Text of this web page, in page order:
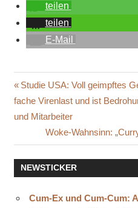
teilen
teilen
E-Mail
BELASTUNG
ARUBA
DURCHBRUCH
ISRAEL
Vorheriger
Beitrag:
Studie USA: Voll geimpftes
fache Virenlast und ist
und Mitarbeiter
Nächster
Beitrag:
Woke-Wahnsinn:
NEWSTICKER
Cum-Ex und Cum-Cum: